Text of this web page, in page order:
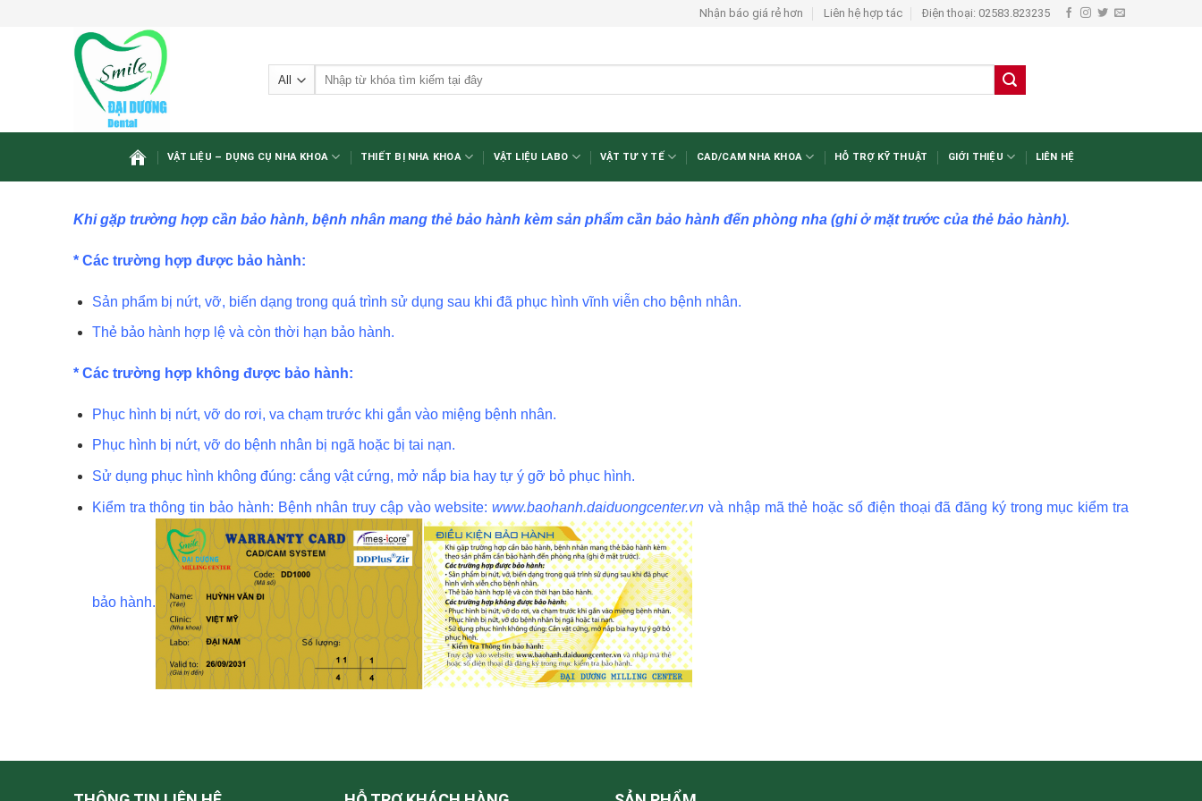
Nhận báo giá rẻ hơn Liên hệ hợp tác Điện thoại: 02583.823235
kiếm:
VẬT LIỆU – DỤNG CỤ NHA KHOA THIẾT BỊ NHA KHOA VẬT LIỆU LABO VẬT TƯ Y TẾ CAD/CAM NHA KHOA HỖ TRỢ KỸ THUẬT GIỚI THIỆU LIÊN HỆ
Khi gặp trường hợp cần bảo hành, bệnh nhân mang thẻ bảo hành kèm sản phẩm cần bảo hành đến phòng nha (ghi ở mặt trước của thẻ bảo hành).
* Các trường hợp được bảo hành:
Sản phẩm bị nứt, vỡ, biến dạng trong quá trình sử dụng sau khi đã phục hình vĩnh viễn cho bệnh nhân.
Thẻ bảo hành hợp lệ và còn thời hạn bảo hành.
* Các trường hợp không được bảo hành:
Phục hình bị nứt, vỡ do rơi, va chạm trước khi gắn vào miệng bệnh nhân.
Phục hình bị nứt, vỡ do bệnh nhân bị ngã hoặc bị tai nạn.
Sử dụng phục hình không đúng: cắng vật cứng, mở nắp bia hay tự ý gỡ bỏ phục hình.
Kiểm tra thông tin bảo hành: Bệnh nhân truy cập vào website:www.baohanh.daiduongcenter.vn và nhập mã thẻ hoặc số điện thoại đã đăng ký trong mục kiểm tra
bảo hành.